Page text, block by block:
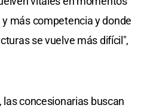
más competencia y donde
se vuelve más difícil",
concesionarias buscan